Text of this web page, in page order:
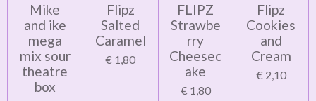
Mike
and ike
mega
mix sour
theatre
box
Flipz
Salted
Caramel
€ 1,80
FLIPZ
Strawbe
rry
Cheesec
ake
€ 1,80
Flipz
Cookies
and
Cream
€ 2,10